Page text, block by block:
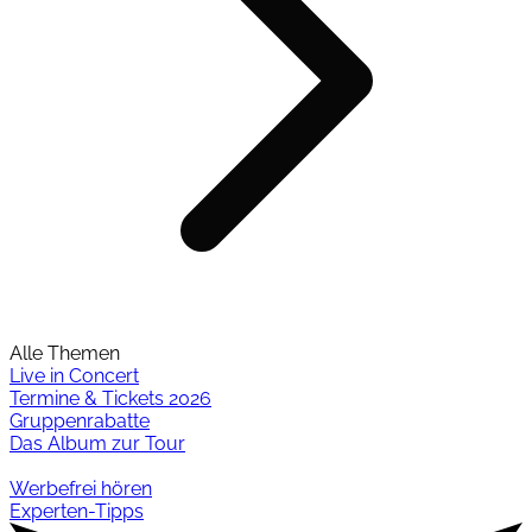
Alle Themen
Live in Concert
Termine & Tickets 2026
Gruppenrabatte
Das Album zur Tour
Werbefrei hören
Experten-Tipps